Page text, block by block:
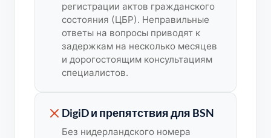
регистрации актов гражданского
состояния (ЦБР). Неправильные
ответы на вопросы приводят к
задержкам на несколько месяцев
и дорогостоящим консультациям
специалистов.
DigiD и препятствия для BSN
Без нидерландского номера